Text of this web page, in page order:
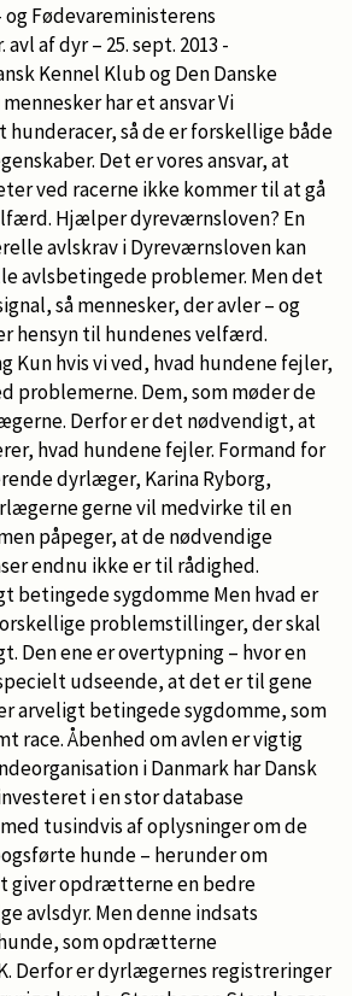
Fødevareministerens
af dyr – 25. sept. 2013 -
Kennel Klub og Den Danske
har et ansvar Vi
hunderacer, så de er forskellige både
Det er vores ansvar, at
ved racerne ikke kommer til at gå
Hjælper dyreværnsloven? En
avlskrav i Dyreværnsloven kan
avlsbetingede problemer. Men det
så mennesker, der avler – og
hensyn til hundenes velfærd.
Kun hvis vi ved, hvad hundene fejler,
problemerne. Dem, som møder de
Derfor er det nødvendigt, at
hvad hundene fejler. Formand for
dyrlæger, Karina Ryborg,
gerne vil medvirke til en
påpeger, at de nødvendige
endnu ikke er til rådighed.
betingede sygdomme Men hvad er
problemstillinger, der skal
Den ene er overtypning – hvor en
udseende, at det er til gene
arveligt betingede sygdomme, som
race. Åbenhed om avlen er vigtig
i Danmark har Dansk
i en stor database
tusindvis af oplysninger om de
hunde – herunder om
giver opdrætterne en bedre
avlsdyr. Men denne indsats
som opdrætterne
Derfor er dyrlægernes registreringer